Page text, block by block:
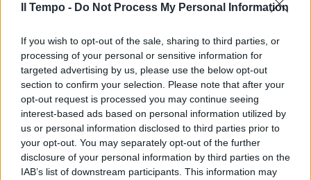
Il Tempo - Do Not Process My Personal Information
If you wish to opt-out of the sale, sharing to third parties, or
processing of your personal or sensitive information for
targeted advertising by us, please use the below opt-out
section to confirm your selection. Please note that after your
opt-out request is processed you may continue seeing
interest-based ads based on personal information utilized by
us or personal information disclosed to third parties prior to
your opt-out. You may separately opt-out of the further
disclosure of your personal information by third parties on the
IAB’s list of downstream participants. This information may